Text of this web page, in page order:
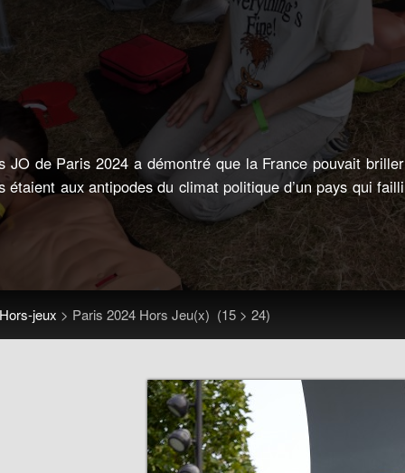
de Paris 2024 a démontré que la France pouvait briller
aux antipodes du climat politique d’un pays qui failli
Hors-jeux > Paris 2024 Hors Jeu(x) (15 > 24)